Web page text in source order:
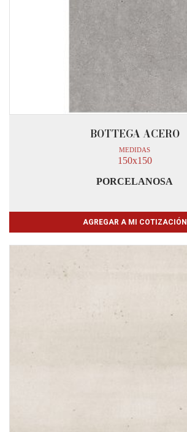
BOTTEGA ACERO
MEDIDAS
150x150
PORCELANOSA
AGREGAR A MI COTIZACIÓN